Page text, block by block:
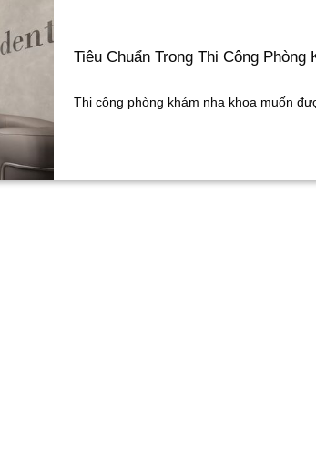
Tiêu Chuẩn Trong Thi Công Phòng
Thi công phòng khám nha khoa muốn